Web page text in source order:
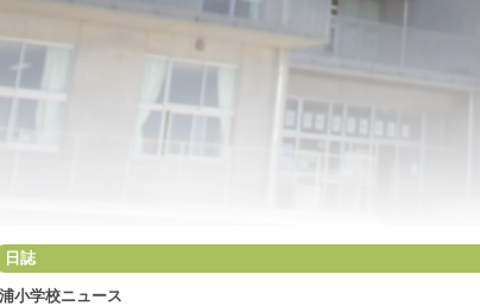
日誌
小学校ニュース